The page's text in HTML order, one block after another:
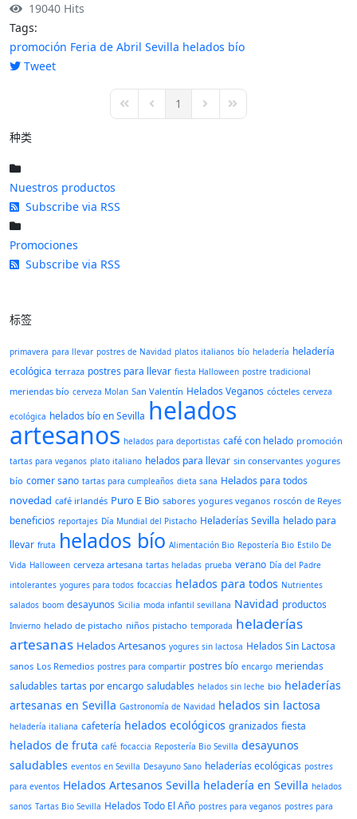
19040 Hits
Tags:
promoción Feria de Abril Sevilla helados bío
Tweet
First PagePrevious Page
1 Next PageLast Page
种类
Nuestros productos
Subscribe via RSS
Promociones
Subscribe via RSS
标签
primavera para llevar postres de Navidad platos italianos bío heladería heladería
ecológica terraza postres para llevar fiesta Halloween postre tradicional
meriendas bío cerveza Molan San Valentín Helados Veganos cócteles cerveza
ecológica helados bío en Sevilla helados
artesanos helados para deportistas café con helado promoción
tartas para veganos plato italiano helados para llevar sin conservantes yogures
bío comer sano tartas para cumpleaños dieta sana Helados para todos
novedad café irlandés Puro E Bio sabores yogures veganos roscón de Reyes
beneficios reportajes Día Mundial del Pistacho Heladerías Sevilla helado para
llevar fruta helados bío Alimentación Bio Repostería Bio Estilo De
Vida Halloween cerveza artesana tartas heladas prueba verano Día del Padre
intolerantes yogures para todos focaccias helados para todos Nutrientes
salados boom desayunos Sicilia moda infantil sevillana Navidad productos
Invierno helado de pistacho niños pistacho temporada heladerías
artesanas Helados Artesanos yogures sin lactosa Helados Sin Lactosa
sanos Los Remedios postres para compartir postres bío encargo meriendas
saludables tartas por encargo saludables helados sin leche bio heladerías
artesanas en Sevilla Gastronomía de Navidad helados sin lactosa
heladería italiana cafetería helados ecológicos granizados fiesta
helados de fruta café focaccia Repostería Bio Sevilla desayunos
saludables eventos en Sevilla Desayuno Sano heladerías ecológicas postres
para eventos Helados Artesanos Sevilla heladería en Sevilla helados
sanos Tartas Bio Sevilla Helados Todo El Año postres para veganos postres para